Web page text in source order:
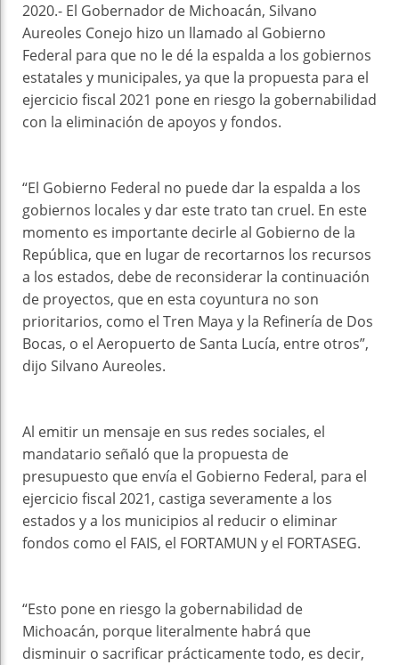
2020.- El Gobernador de Michoacán, Silvano
Aureoles Conejo hizo un llamado al Gobierno
Federal para que no le dé la espalda a los gobiernos
estatales y municipales, ya que la propuesta para el
ejercicio fiscal 2021 pone en riesgo la gobernabilidad
con la eliminación de apoyos y fondos.
“El Gobierno Federal no puede dar la espalda a los
gobiernos locales y dar este trato tan cruel. En este
momento es importante decirle al Gobierno de la
República, que en lugar de recortarnos los recursos
a los estados, debe de reconsiderar la continuación
de proyectos, que en esta coyuntura no son
prioritarios, como el Tren Maya y la Refinería de Dos
Bocas, o el Aeropuerto de Santa Lucía, entre otros”,
dijo Silvano Aureoles.
Al emitir un mensaje en sus redes sociales, el
mandatario señaló que la propuesta de
presupuesto que envía el Gobierno Federal, para el
ejercicio fiscal 2021, castiga severamente a los
estados y a los municipios al reducir o eliminar
fondos como el FAIS, el FORTAMUN y el FORTASEG.
“Esto pone en riesgo la gobernabilidad de
Michoacán, porque literalmente habrá que
disminuir o sacrificar prácticamente todo, es decir,